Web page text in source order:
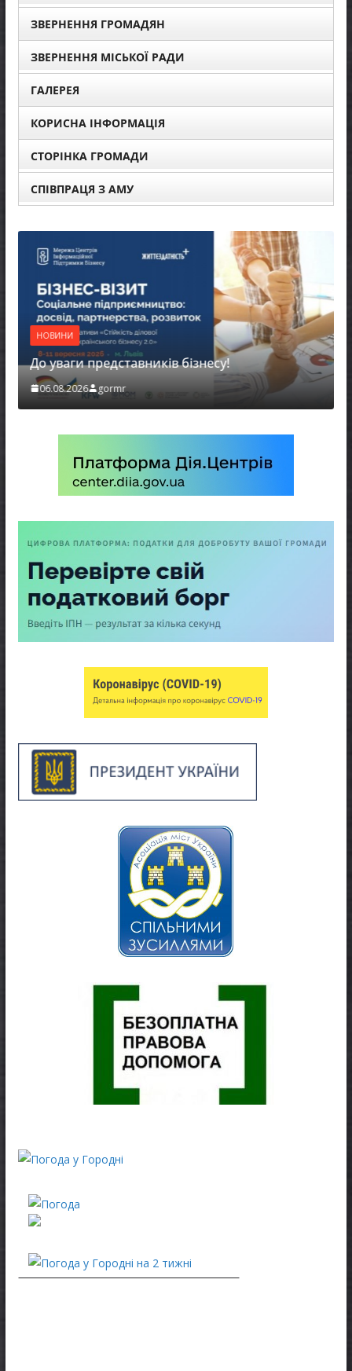
ЗВЕРНЕННЯ ГРОМАДЯН
ЗВЕРНЕННЯ МІСЬКОЇ РАДИ
ГАЛЕРЕЯ
КОРИСНА ІНФОРМАЦІЯ
СТОРІНКА ГРОМАДИ
СПІВПРАЦЯ З АМУ
НОВИНИ
До уваги представників бізнесу!
06.08.2026 gormr